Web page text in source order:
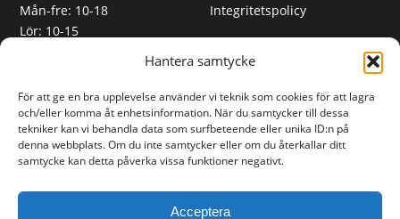
Hantera samtycke
För att ge en bra upplevelse använder vi teknik som cookies för att lagra
och/eller komma åt enhetsinformation. När du samtycker till dessa
tekniker kan vi behandla data som surfbeteende eller unika ID:n på
denna webbplats. Om du inte samtycker eller om du återkallar ditt
samtycke kan detta påverka vissa funktioner negativt.
Acceptera
Alla
Max 3 000
kr/mån
Max 8 000
kr/mån
Max 12 000
kr/mån
Mån-fre: 10-18
Lör: 10-15
Mån-fre: 08-17
Lunchstängt: 12-13
Integritetspolicy
RW Motor AB
Org nr 559365-2612